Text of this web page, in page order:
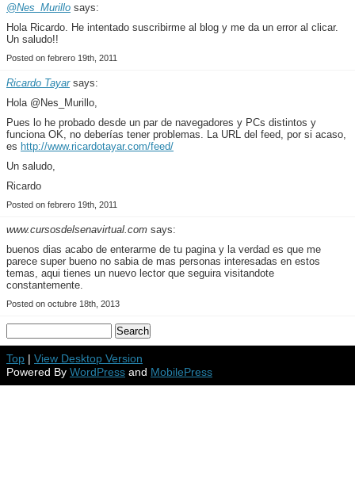
@Nes_Murillo says:
Hola Ricardo. He intentado suscribirme al blog y me da un error al clicar.
Un saludo!!
Posted on febrero 19th, 2011
Ricardo Tayarsays:
Hola @Nes_Murillo,
Pues lo he probado desde un par de navegadores y PCs distintos y
funciona OK, no deberías tener problemas. La URL del feed, por si acaso,
es http://www.ricardotayar.com/feed/
Un saludo,
Ricardo
Posted on febrero 19th, 2011
www.cursosdelsenavirtual.com says:
buenos dias acabo de enterarme de tu pagina y la verdad es que me
parece super bueno no sabia de mas personas interesadas en estos
temas, aqui tienes un nuevo lector que seguira visitandote
constantemente.
Posted on octubre 18th, 2013
Top | View Desktop Version
Powered By WordPress and MobilePress